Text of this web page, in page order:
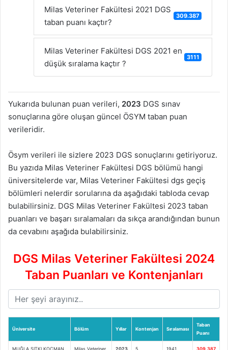
Milas Veteriner Fakültesi 2021 DGS
taban puanı kaçtır?
309.387
Milas Veteriner Fakültesi DGS 2021 en
düşük sıralama kaçtır ?
3111
Yukarıda bulunan puan verileri, 2023 DGS sınav
sonuçlarına göre oluşan güncel ÖSYM taban puan
verileridir.
Ösym verileri ile sizlere 2023 DGS sonuçlarını getiriyoruz.
Bu yazıda Milas Veteriner Fakültesi DGS bölümü hangi
üniversitelerde var, Milas Veteriner Fakültesi dgs geçiş
bölümleri nelerdir sorularına da aşağıdaki tabloda cevap
bulabilirsiniz. DGS Milas Veteriner Fakültesi 2023 taban
puanları ve başarı sıralamaları da sıkça arandığından bunun
da cevabını aşağıda bulabilirsiniz.
DGS Milas Veteriner Fakültesi 2024
Taban Puanları ve Kontenjanları
Üniversite Bölüm Yıllar Kontenjan Sıralaması
Taban
Puanı
MUĞLA SITKI KOÇMAN Milas Veteriner 2023 5 1941 309.387